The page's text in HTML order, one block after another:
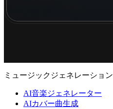
ミュージックジェネレーション
AI音楽ジェネレーター
AIカバー曲生成